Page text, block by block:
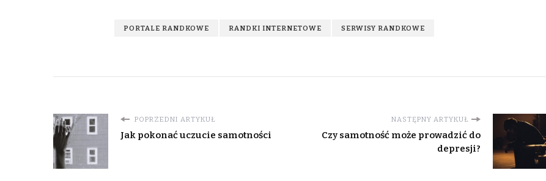
PORTALE RANDKOWE RANDKI INTERNETOWE SERWISY RANDKOWE
POPRZEDNI ARTYKUŁ
Jak pokonać uczucie samotności
NASTĘPNY ARTYKUŁ
Czy samotność może prowadzić do
depresji?